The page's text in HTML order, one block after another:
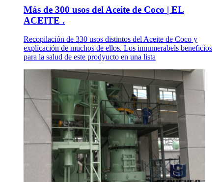
Más de 300 usos del Aceite de Coco | EL
ACEITE .
Recopilación de 330 usos distintos del Aceite de Coco y
explícación de muchos de ellos. Los innumerabels beneficios
para la salud de este prodyucto en una lista